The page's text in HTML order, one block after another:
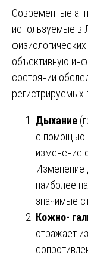
Современные
используемые в
объективную
состоянии
регистрируемых
Дыхание
с помощью
изменение
Изменение
наиболее
значимые
Кожно-
отражает